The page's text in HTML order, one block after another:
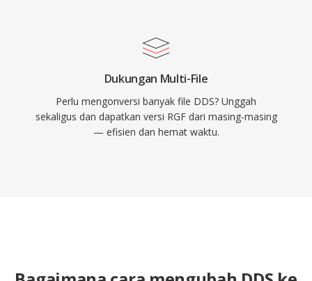
Dukungan Multi-File
Perlu mengonversi banyak file DDS? Unggah
sekaligus dan dapatkan versi RGF dari masing-masing
— efisien dan hemat waktu.